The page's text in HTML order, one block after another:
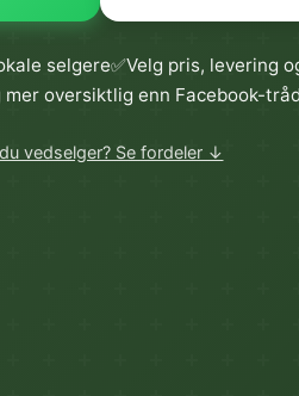
selgere✅Velg pris, levering
mer oversiktlig enn Facebook-
vedselger? Se fordeler ↓